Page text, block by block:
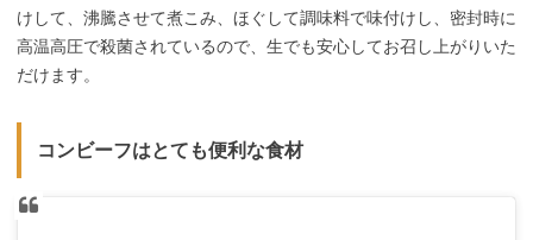
けして、沸騰させて煮こみ、ほぐして調味料で味付けし、密封時に
高温高圧で殺菌されているので、生でも安心してお召し上がりいた
だけます。
コンビーフはとても便利な食材